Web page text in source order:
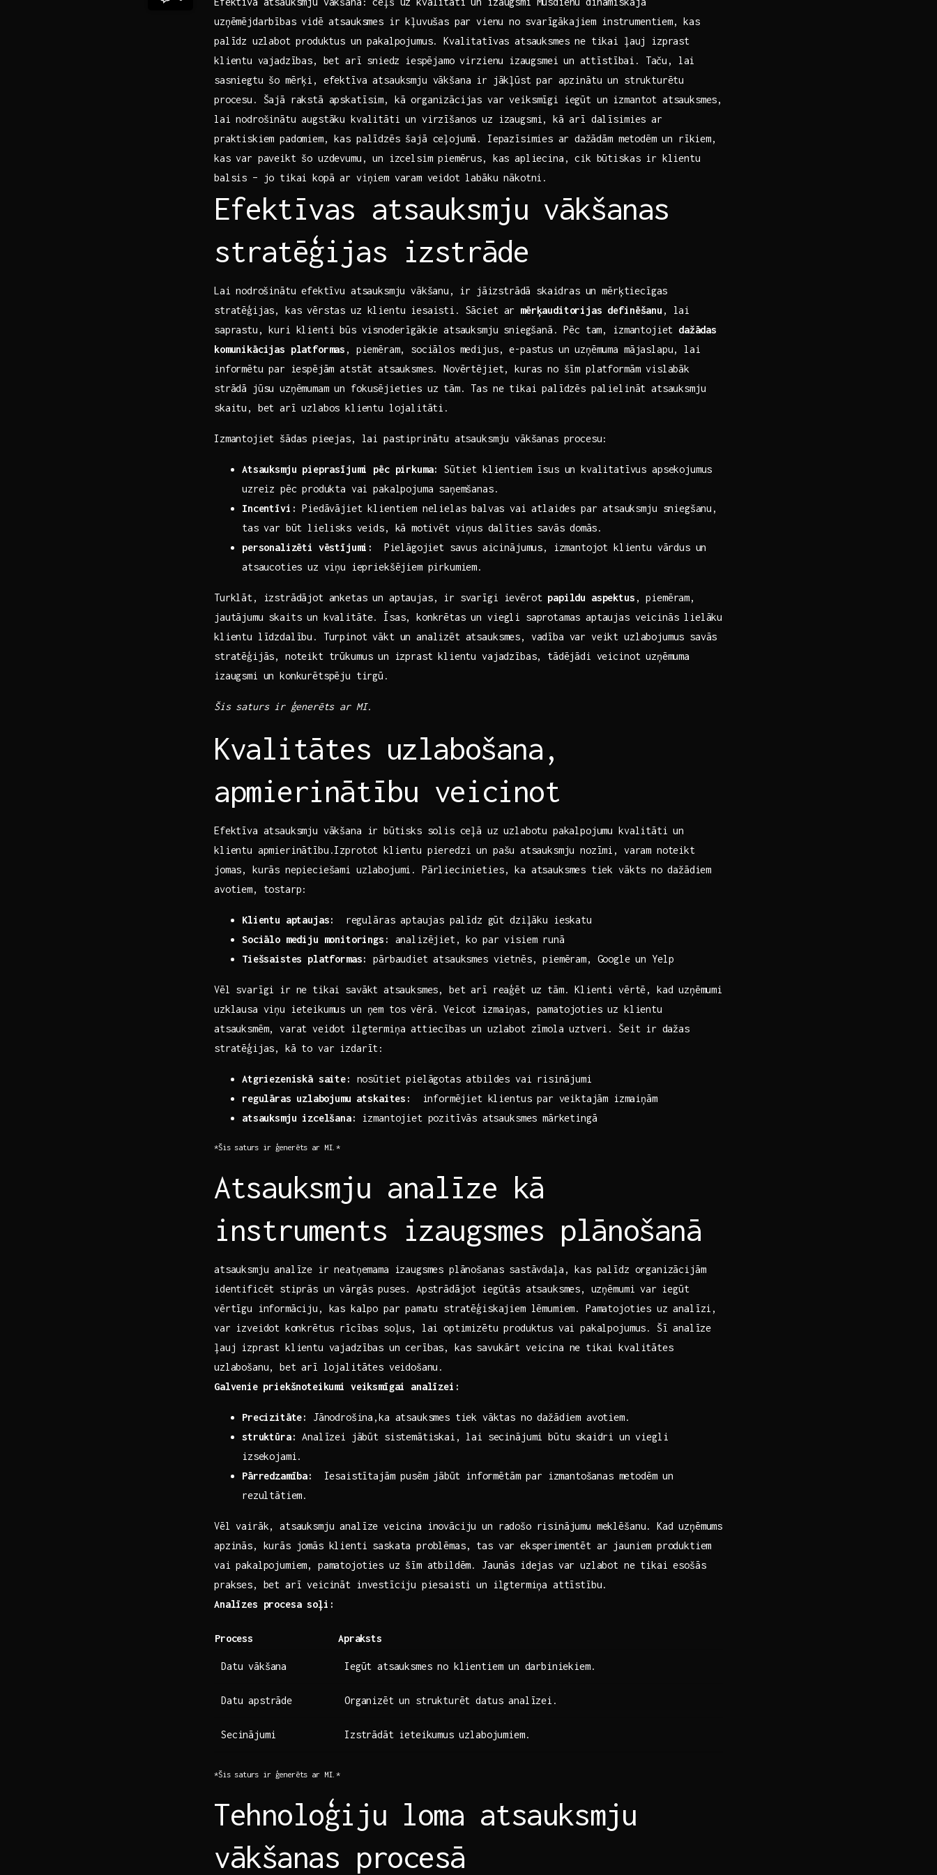
‌uzņēmējdarbības ⁢vidē atsauksmes‍ ir kļuvušas​ par ⁤vienu⁢ no ⁤svarīgākajiem instrumentiem,⁣ kas
palīdz⁢ uzlabot produktus un ​pakalpojumus. Kvalitatīvas atsauksmes ne tikai ļauj izprast
klientu⁢ vajadzības, bet arī ⁣sniedz iespējamo virzienu ⁢izaugsmei ⁤un attīstībai. Taču, lai
sasniegtu šo mērķi, efektīva atsauksmju vākšana ⁣ir jākļūst par apzinātu un strukturētu
procesu. Šajā rakstā apskatīsim, kā organizācijas var veiksmīgi iegūt un izmantot atsauksmes,
lai nodrošinātu ‌augstāku kvalitāti un virzīšanos uz izaugsmi, ⁣kā arī‍ dalīsimies ar
praktiskiem padomiem, kas ‌palīdzēs šajā ceļojumā. ⁢Iepazīsimies ⁤ar⁣ dažādām​ metodēm un rīkiem,
kas var paveikt šo uzdevumu, un ⁤izcelsim piemērus, kas apliecina, ‍cik būtiskas ir​ klientu
balsis – jo tikai kopā ar viņiem varam ⁢veidot labāku nākotni.
Efektīvas atsauksmju⁣ vākšanas
stratēģijas izstrāde
Lai⁢ nodrošinātu efektīvu atsauksmju vākšanu, ⁣ir ⁤jāizstrādā skaidras un mērķtiecīgas
stratēģijas, kas vērstas uz klientu iesaisti. ‍Sāciet ar mērķauditorijas definēšanu , lai
saprastu, kuri klienti būs⁢ visnoderīgākie atsauksmju ⁢sniegšanā. Pēc tam, izmantojiet‍ dažādas
komunikācijas platformas ,⁣ piemēram, sociālos medijus, e-pastus un uzņēmuma mājaslapu, lai
informētu ⁢par‌ iespējām atstāt atsauksmes. Novērtējiet, kuras no šīm platformām vislabāk
strādā jūsu uzņēmumam un fokusējieties uz tām. Tas ne tikai⁤ palīdzēs palielināt‍ atsauksmju
skaitu, bet ‍arī uzlabos⁣ klientu lojalitāti.
Izmantojiet šādas ⁣pieejas, lai pastiprinātu atsauksmju vākšanas procesu:
Atsauksmju pieprasījumi pēc pirkuma:
Sūtiet klientiem īsus un kvalitatīvus apsekojumus
uzreiz pēc‌ produkta vai pakalpojuma saņemšanas.
Incentīvi: Piedāvājiet klientiem nelielas balvas ⁢vai ‍atlaides par ‌atsauksmju sniegšanu,
tas var būt lielisks veids, kā ⁢motivēt viņus ‍dalīties savās⁤ domās.
personalizēti vēstījumi:
⁢ Pielāgojiet savus aicinājumus, izmantojot klientu​ vārdus un
atsaucoties uz viņu iepriekšējiem ​pirkumiem.
Turklāt, ‍izstrādājot anketas un aptaujas, ir svarīgi ievērot papildu aspektus , piemēram,
jautājumu skaits un kvalitāte. Īsas, konkrētas un viegli saprotamas aptaujas veicinās lielāku
klientu līdzdalību.‍ Turpinot vākt un ​analizēt atsauksmes, vadība var veikt uzlabojumus savās
stratēģijās, noteikt trūkumus un⁤ izprast klientu vajadzības, ‌tādējādi veicinot uzņēmuma
izaugsmi un konkurētspēju ⁤tirgū.
Šis saturs⁣ ir ģenerēts ar MI.
Kvalitātes⁣ uzlabošana,
apmierinātību veicinot
Efektīva atsauksmju vākšana ir ⁤būtisks solis‌ ceļā uz uzlabotu pakalpojumu kvalitāti ‌un
klientu apmierinātību.Izprotot klientu pieredzi un pašu ⁤atsauksmju nozīmi, varam noteikt
jomas, kurās‌ nepieciešami uzlabojumi. Pārliecinieties, ka atsauksmes⁣ tiek vākts no⁤ dažādiem
avotiem, tostarp:
Klientu aptaujas:
⁤ regulāras aptaujas palīdz ​gūt dziļāku ieskatu
Sociālo mediju monitorings:
analizējiet, ko​ par visiem runā
Tiešsaistes platformas:
pārbaudiet atsauksmes vietnēs, piemēram, ‍Google un​ Yelp
Vēl svarīgi ‍ir ne tikai savākt ⁣atsauksmes, bet arī reaģēt uz ​tām. Klienti vērtē, kad uzņēmumi
uzklausa viņu ieteikumus​ un ‌ņem tos vērā. Veicot izmaiņas, pamatojoties uz⁤ klientu
atsauksmēm, varat veidot ilgtermiņa⁢ attiecības un uzlabot zīmola uztveri. Šeit ⁤ir dažas
stratēģijas, kā to var izdarīt:
Atgriezeniskā saite:
nosūtiet pielāgotas atbildes vai⁣ risinājumi
regulāras⁣ uzlabojumu atskaites:
​ informējiet klientus par ​veiktajām izmaiņām
atsauksmju izcelšana:
izmantojiet pozitīvās ⁢atsauksmes mārketingā
*Šis saturs ir ģenerēts ar MI.*
Atsauksmju analīze kā
instruments izaugsmes plānošanā
atsauksmju analīze⁤ ir neatņemama izaugsmes plānošanas sastāvdaļa, kas palīdz organizācijām
identificēt stiprās un ‌vārgās⁣ puses. Apstrādājot iegūtās atsauksmes,⁣ uzņēmumi ‌var ⁢iegūt
vērtīgu informāciju, kas⁣ kalpo par pamatu stratēģiskajiem lēmumiem. Pamatojoties uz analīzi,
var izveidot⁤ konkrētus rīcības‍ soļus, lai ​optimizētu produktus vai pakalpojumus. ⁢Šī analīze
ļauj izprast klientu vajadzības un cerības, kas savukārt veicina ne tikai ‍kvalitātes
uzlabošanu, ‌bet ⁣arī lojalitātes veidošanu.
Galvenie ⁢priekšnoteikumi veiksmīgai analīzei:
Precizitāte:
Jānodrošina,ka atsauksmes tiek vāktas no dažādiem avotiem.
struktūra: Analīzei jābūt sistemātiskai, lai secinājumi būtu skaidri⁤ un viegli
izsekojami.
Pārredzamība:
‍ Iesaistītajām⁤ pusēm ⁢jābūt informētām par izmantošanas metodēm un
‌rezultātiem.
Vēl vairāk, atsauksmju analīze‍ veicina‍ inovāciju un radošo risinājumu meklēšanu. Kad uzņēmums
apzinās, kurās jomās klienti​ saskata problēmas, tas var eksperimentēt ar jauniem⁣ produktiem
vai pakalpojumiem, pamatojoties⁣ uz šīm atbildēm. Jaunās idejas var ‍uzlabot ne tikai‌ esošās
prakses,‌ bet arī veicināt investīciju⁢ piesaisti un‍ ilgtermiņa attīstību.
Analīzes ‍procesa soļi:
Process Apraksts
Datu vākšana Iegūt atsauksmes no klientiem ⁢un darbiniekiem.
Datu apstrāde Organizēt un strukturēt datus analīzei.
Secinājumi Izstrādāt ieteikumus⁤ uzlabojumiem.
*Šis saturs ‌ir‍ ģenerēts ar ‌MI.*
Tehnoloģiju ⁣loma ⁤atsauksmju
vākšanas procesā